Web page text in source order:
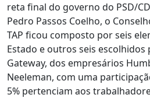
reta final do governo do PSD/
Pedro Passos Coelho, o
TAP ficou composto por seis
Estado e outros seis
Gateway, dos empresários
Neeleman, com uma
5% pertenciam aos